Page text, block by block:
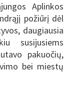
Aplinkos
požiūrį dėl
daugiausia
susijusiems
pakuočių,
bei miestų